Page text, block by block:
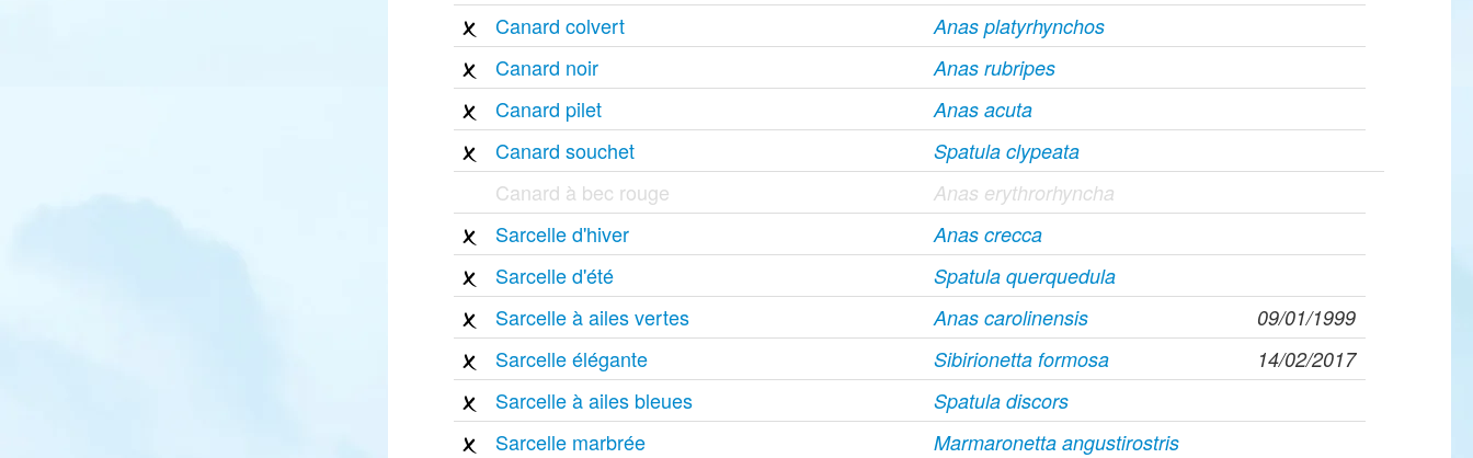
Canard colvert Anas platyrhynchos
Canard noir Anas rubripes
Canard pilet Anas acuta
Canard souchet Spatula clypeata
Canard à bec rouge Anas erythrorhyncha
Sarcelle d'hiver Anas crecca
Sarcelle d'été Spatula querquedula
Sarcelle à ailes vertes Anas carolinensis 09/01/1999
Sarcelle élégante Sibirionetta formosa 14/02/2017
Sarcelle à ailes bleues Spatula discors
Sarcelle marbrée Marmaronetta angustirostris